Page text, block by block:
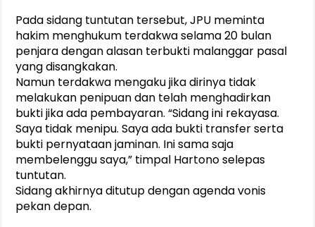
Pada sidang tuntutan tersebut, JPU meminta
hakim menghukum terdakwa selama 20 bulan
penjara dengan alasan terbukti malanggar pasal
yang disangkakan.
Namun terdakwa mengaku jika dirinya tidak
melakukan penipuan dan telah menghadirkan
bukti jika ada pembayaran. “Sidang ini rekayasa.
Saya tidak menipu. Saya ada bukti transfer serta
bukti pernyataan jaminan. Ini sama saja
membelenggu saya,” timpal Hartono selepas
tuntutan.
Sidang akhirnya ditutup dengan agenda vonis
pekan depan.